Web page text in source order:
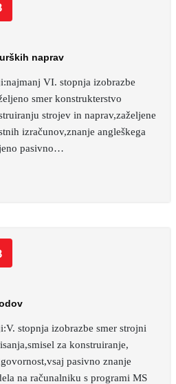
naprav
VI. stopnja izobrazbe
smer konstrukterstvo
strojev in naprav,zaželjene
izračunov,znanje angleškega
pasivno…
stopnja izobrazbe smer strojni
za konstruiranje,
pasivno znanje
na računalniku s programi MS